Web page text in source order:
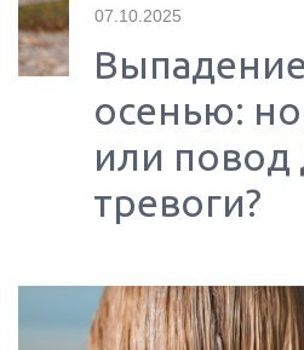
07.10.2025
осенью:
или повод
тревоги?